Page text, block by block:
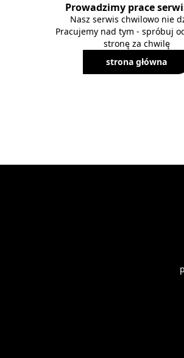
Prowadzimy prace
Nasz serwis chwilowo nie
Pracujemy nad tym - spróbuj
stronę za chwilę
strona główna